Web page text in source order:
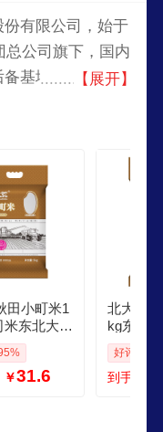
有限公司，始于
总公司旗下，国内
基地之一，集产
国内重要的商品
从事稻谷综合加
化程度高、综合
【展开】
田小町米1
米东北大米
米 当季
￥31.6
北大荒
kg东北
新米寿
斤真空
kg
好评率:
到手价：